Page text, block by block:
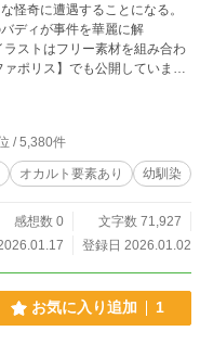
怪奇に遭遇することになる。
ディが事件を華麗に解
ポリス】でも公開していま
/ 5,380件
オカルト要素あり 幼馴染
感想数 0
文字数 71,927
登録日 2026.01.02
お気に入り追加 1